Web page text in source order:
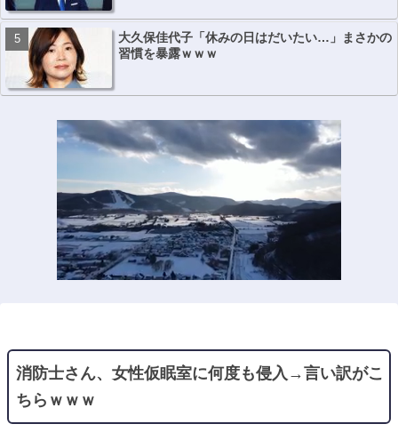
大久保佳代子「休みの日はだいたい…」まさかの
習慣を暴露ｗｗｗ
消防士さん、女性仮眠室に何度も侵入→言い訳がこ
ちらｗｗｗ